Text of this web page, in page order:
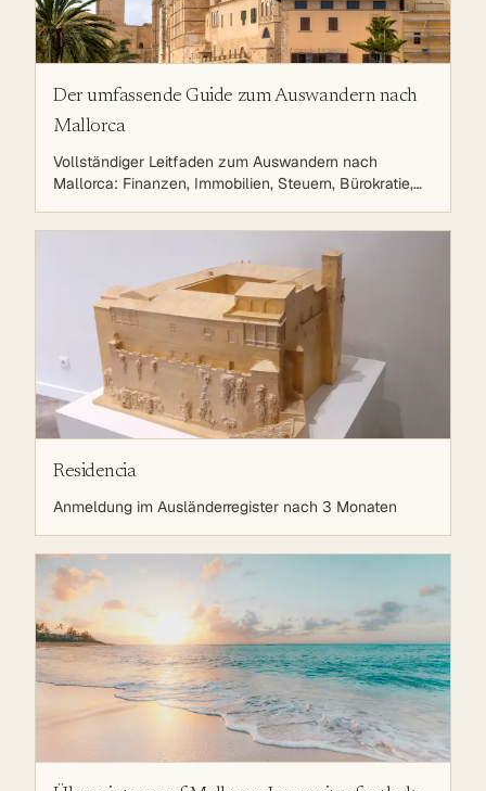
Der umfassende Guide zum Auswandern nach
Mallorca
Vollständiger Leitfaden zum Auswandern nach
Mallorca: Finanzen, Immobilien, Steuern, Bürokratie,
eine erfolgreiche Auswanderung.
Residencia
Anmeldung im Ausländerregister nach 3 Monaten